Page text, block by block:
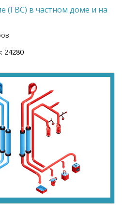
(ГВС) в частном доме и на
24280